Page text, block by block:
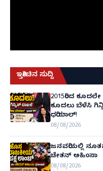
ಇತ್ತೀಚಿನ ಸುದ್ದಿ
2015ರಿಂದ
ಕೂದಲು ಬೆಳೆಸಿ
ಧರಿಯಾಲ್!
08/08/2026
ಜನವರಿಯಲ್ಲಿ
ಚೇತನ್ ಅಹಿಂಸಾ
08/08/2026